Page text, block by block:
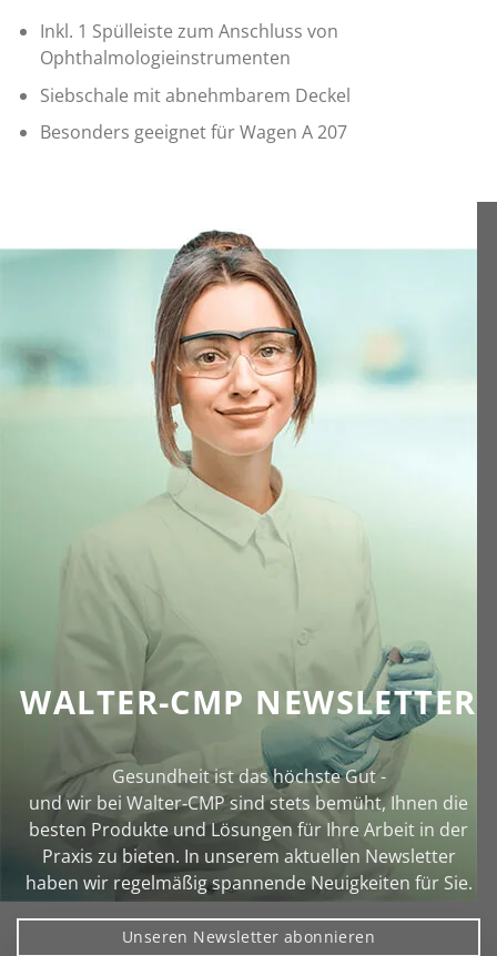
Inkl. 1 Spülleiste zum Anschluss von
Ophthalmologieinstrumenten
Siebschale mit abnehmbarem Deckel
Besonders geeignet für Wagen A 207
WALTER-CMP NEWSLETTER
Gesundheit ist das höchste Gut -
und wir bei Walter‑CMP sind stets bemüht, Ihnen die
besten Produkte und Lösungen für Ihre Arbeit in der
Praxis zu bieten. In unserem aktuellen Newsletter
haben wir regelmäßig spannende Neuigkeiten für Sie.
Unseren Newsletter abonnieren